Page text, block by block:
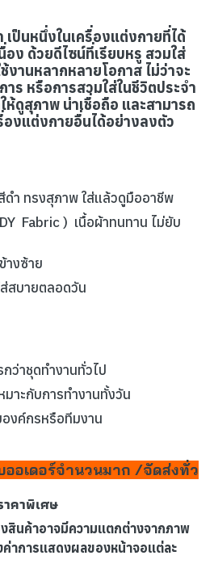
เป็นหนึ่งในเครื่องแต่งกายที่ได้
ง ด้วยดีไซน์ที่เรียบหรู สวมใส่
งานหลากหลายโอกาส ไม่ว่าจะ
ร หรือการสวมใส่ในชีวิตประจำ
ห้ดูสุภาพ น่าเชื่อถือ และสามารถ
องแต่งกายอื่นได้อย่างลงตัว
ดำ ทรงสุภาพ ใส่แล้วดูมืออาชีพ
Fabric ) เนื้อผ้าทนทาน ไม่ยับ
างซ้าย
สบายตลอดวัน
ว่าชุดทำงานทั่วไป
มาะกับการทำงานทั้งวัน
งค์กรหรือทีมงาน
ออเดอร์จำนวนมาก /จัดส่งทั่ว
คาพิเศษ
สินค้าอาจมีความแตกต่างจากภาพ
ค่าการแสดงผลของหน้าจอแต่ละ